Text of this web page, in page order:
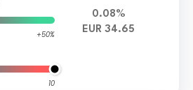
+50%
10
0.08%
EUR 34.65